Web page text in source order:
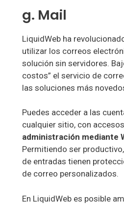
g. Mail
LiquidWeb ha
utilizar los correos
solución sin servidores.
costos” el servicio de
las soluciones más
Puedes acceder a las
cualquier sitio, con
administración mediante
Permitiendo ser
de entradas tienen
de correo personalizados.
En LiquidWeb es posible